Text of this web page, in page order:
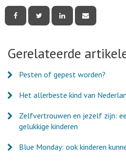
deze deze deze deze
mail
Gerelateerde
Pesten of gepest worden?
Het allerbeste kind van
Zelfvertrouwen en jezelf zijn:
gelukkige kinderen
Blue Monday: ook kinderen